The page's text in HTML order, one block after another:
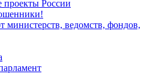
России
министерств, ведомств, фондов,